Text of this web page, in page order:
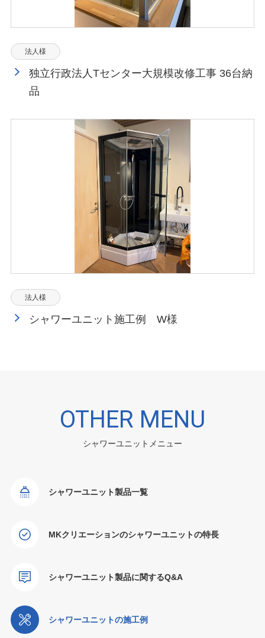
法人様
独立行政法人Tセンター大規模改修工事 36台納
品
法人様
シャワーユニット施工例 W様
OTHER MENU
シャワーユニットメニュー
シャワーユニット製品一覧
MKクリエーションのシャワーユニットの特長
シャワーユニット製品に関するQ&A
シャワーユニットの施工例